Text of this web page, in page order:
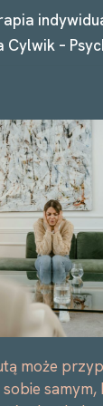
Cylwik –
może